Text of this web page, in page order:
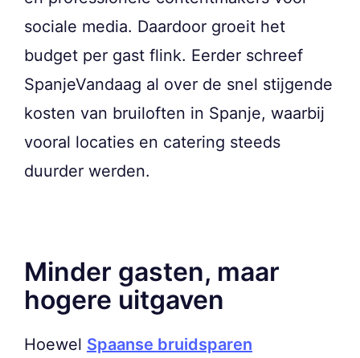
sociale media. Daardoor groeit het
budget per gast flink. Eerder schreef
SpanjeVandaag al over de snel stijgende
kosten van bruiloften in Spanje, waarbij
vooral locaties en catering steeds
duurder werden.
Minder gasten, maar
hogere uitgaven
Hoewel Spaanse bruidsparen